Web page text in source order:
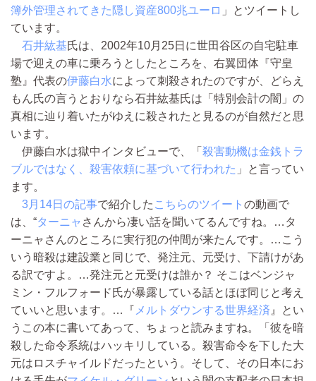
簿外管理されてきた隠し資産800兆ユーロ 」とツイートし
ています。
石井紘基氏は、2002年10月25日に世田谷区の自宅駐車
場で迎えの車に乗ろうとしたところを、右翼団体『守皇
塾』代表の伊藤白水によって刺殺されたのですが、どらえ
もん氏の言うとおりなら石井紘基氏は「特別会計の闇」の
真相に辿り着いたがゆえに殺されたと見るのが自然だと思
います。
伊藤白水は獄中インタビューで、「 殺害動機は金銭トラ
ブルではなく、殺害依頼に基づいて行われた 」と言ってい
ます。
3月14日の記事で紹介した こちらのツイート の動画で
は、“ターニャ さんから凄い話を聞いてるんですね。…タ
ーニャさんのところに実行犯の仲間が来たんです。…こう
いう暗殺は建設業と同じで、発注元、元受け、下請けがあ
る訳ですよ。…発注元と元受けは誰か？ そこはベンジャ
ミン・フルフォード氏が暴露している話とほぼ同じと考え
ていいと思います。…『 メルトダウンする世界経済 』とい
うこの本に書いてあって、ちょっと読みますね。「彼を暗
殺した命令系統はハッキリしている。殺害命令を下した大
元はロスチャイルドだったという。そして、その日本にお